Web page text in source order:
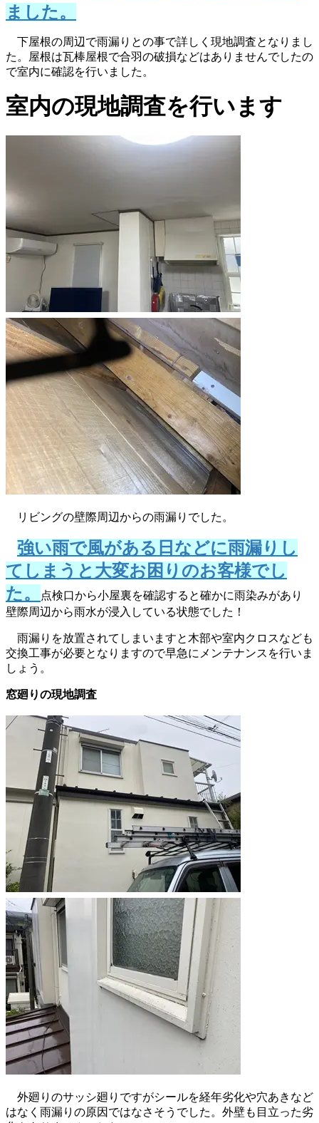
ました。
下屋根の周辺で雨漏りとの事で詳しく現地調査となりまし
た。屋根は瓦棒屋根で合羽の破損などはありませんでしたの
で室内に確認を行いました。
室内の現地調査を行います
リビングの壁際周辺からの雨漏りでした。
強い雨で風がある日などに雨漏りし
てしまうと大変お困りのお客様でし
た。
点検口から小屋裏を確認すると確かに雨染みがあり
壁際周辺から雨水が浸入している状態でした！
雨漏りを放置されてしまいますと木部や室内クロスなども
交換工事が必要となりますので早急にメンテナンスを行いま
しょう。
窓廻りの現地調査
外廻りのサッシ廻りですがシールを経年劣化や穴あきなど
はなく雨漏りの原因ではなさそうでした。外壁も目立った劣